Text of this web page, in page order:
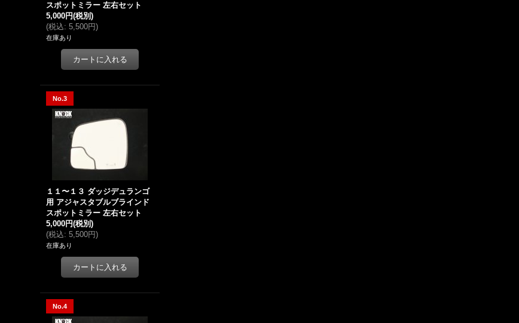
スポットミラー 左右セット
5,000円(税別)
(税込: 5,500円)
在庫あり
No.3
１１〜１３ ダッジデュランゴ
用 アジャスタブルブラインド
スポットミラー 左右セット
5,000円(税別)
(税込: 5,500円)
在庫あり
No.4